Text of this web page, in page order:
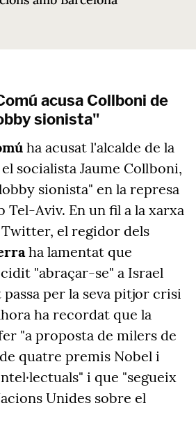
acusa Collboni de
sionista"
ha acusat l'alcalde de la
socialista Jaume Collboni,
sionista" en la represa
Tel-Aviv. En un fil a la xarxa
Twitter, el regidor dels
ha lamentat que
"abraçar-se" a Israel
per la seva pitjor crisi
ha recordat que la
"a proposta de milers de
quatre premis Nobel i
i que "segueix
Unides sobre el